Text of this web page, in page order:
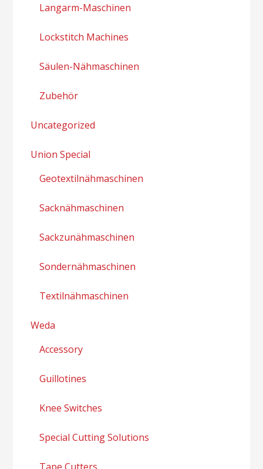
Langarm-Maschinen
Lockstitch Machines
Säulen-Nähmaschinen
Zubehör
Uncategorized
Union Special
Geotextilnähmaschinen
Sacknähmaschinen
Sackzunähmaschinen
Sondernähmaschinen
Textilnähmaschinen
Weda
Accessory
Guillotines
Knee Switches
Special Cutting Solutions